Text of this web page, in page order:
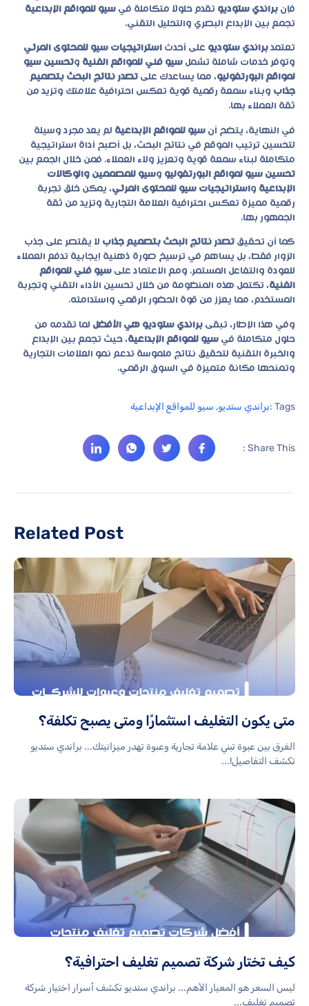
فإن براندي ستوديو تقدم حلولًا متكاملة في سيو للمواقع الإبداعية
تجمع بين الإبداع البصري والتحليل التقني.
تعتمد براندي ستوديو على أحدث استراتيجيات سيو للمحتوى المرئي
وتوفر خدمات شاملة تشمل سيو فني للمواقع الفنية وتحسين سيو
لمواقع البورتفوليو، مما يساعدك على تصدر نتائج البحث بتصميم
جذاب وبناء سمعة رقمية قوية تعكس احترافية علامتك وتزيد من
ثقة العملاء بها.
في النهاية، يتضح أن سيو للمواقع الإبداعية لم يعد مجرد وسيلة
لتحسين ترتيب الموقع في نتائج البحث، بل أصبح أداة استراتيجية
متكاملة لبناء سمعة قوية وتعزيز ولاء العملاء. فمن خلال الجمع بين
تحسين سيو لمواقع البورتفوليو وسيو للمصممين والوكالات
الإبداعية واستراتيجيات سيو للمحتوى المرئي، يمكن خلق تجربة
رقمية مميزة تعكس احترافية العلامة التجارية وتزيد من ثقة
الجمهور بها.
كما أن تحقيق تصدر نتائج البحث بتصميم جذاب لا يقتصر على جذب
الزوار فقط، بل يساهم في ترسيخ صورة ذهنية إيجابية تدفع العملاء
للعودة والتفاعل المستمر. ومع الاعتماد على سيو فني للمواقع
الفنية، تكتمل هذه المنظومة من خلال تحسين الأداء التقني وتجربة
المستخدم، مما يعزز من قوة الحضور الرقمي واستدامته.
وفي هذا الإطار، تبقى براندي ستوديو هي الأفضل لما تقدمه من
حلول متكاملة في سيو للمواقع الإبداعية، حيث تجمع بين الإبداع
والخبرة التقنية لتحقيق نتائج ملموسة تدعم نمو العلامات التجارية
وتمنحها مكانة متميزة في السوق الرقمي.
Tags : براندي ستديو, سيو للمواقع الإبداعية
Share This :
Related Post
متى يكون التغليف استثمارًا ومتى يصبح تكلفة؟
الفرق بين عبوة تبني علامة تجارية وعبوة تهدر ميزانيتك... براندي ستديو
تكشف التفاصيل!...
كيف تختار شركة تصميم تغليف احترافية؟
ليس السعر هو المعيار الأهم... براندي ستديو تكشف أسرار اختيار شركة
تصميم تغليف...